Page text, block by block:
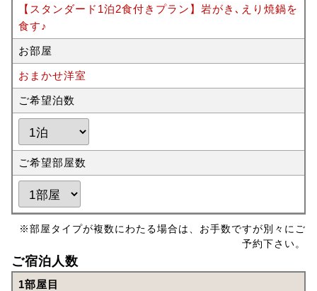
【スタンダード1泊2食付きプラン】岩がき､えり焼鍋を
食す♪
お部屋
おまかせ洋室
ご希望泊数
ご希望部屋数
※部屋タイプが複数にわたる場合は、お手数ですが別々にご
予約下さい。
ご宿泊人数
1部屋目